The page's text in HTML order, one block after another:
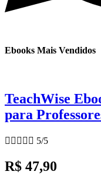
Ebooks Mais Vendidos
TeachWise
para
     5/5
R$ 47,90